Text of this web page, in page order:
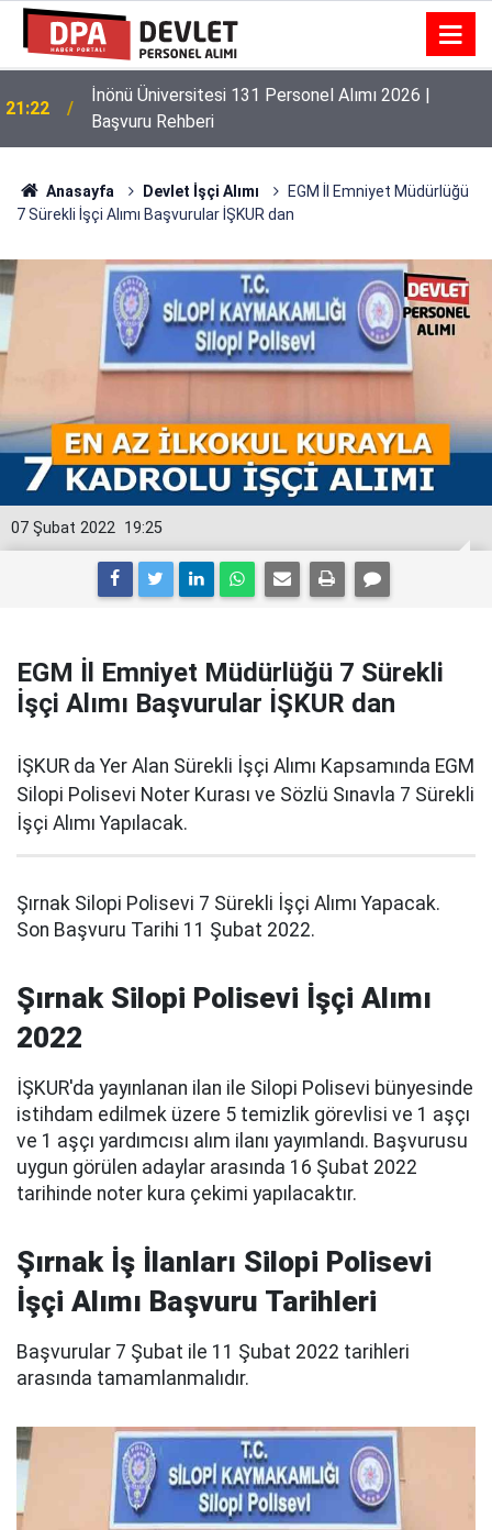
21:22
İnönü Üniversitesi 131 Personel Alımı 2026 |
Başvuru Rehberi
Anasayfa Devlet İşçi Alımı
EGM İl Emniyet Müdürlüğü
7 Sürekli İşçi Alımı Başvurular İŞKUR dan
19:25
07 Şubat 2022
EGM İl Emniyet Müdürlüğü 7 Sürekli
İşçi Alımı Başvurular İŞKUR dan
İŞKUR da Yer Alan Sürekli İşçi Alımı Kapsamında EGM
Silopi Polisevi Noter Kurası ve Sözlü Sınavla 7 Sürekli
İşçi Alımı Yapılacak.
Şırnak Silopi Polisevi 7 Sürekli İşçi Alımı Yapacak.
Son Başvuru Tarihi 11 Şubat 2022.
Şırnak Silopi Polisevi İşçi Alımı
2022
İŞKUR'da yayınlanan ilan ile Silopi Polisevi bünyesinde
istihdam edilmek üzere 5 temizlik görevlisi ve 1 aşçı
ve 1 aşçı yardımcısı alım ilanı yayımlandı. Başvurusu
uygun görülen adaylar arasında 16 Şubat 2022
tarihinde noter kura çekimi yapılacaktır.
Şırnak İş İlanları Silopi Polisevi
İşçi Alımı Başvuru Tarihleri
Başvurular 7 Şubat ile 11 Şubat 2022 tarihleri
arasında tamamlanmalıdır.